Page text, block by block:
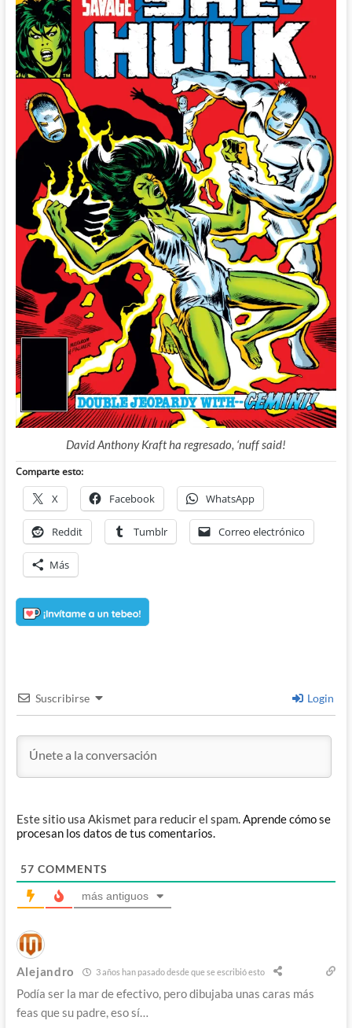
David Anthony Kraft ha regresado, ‘nuff said!
Comparte esto:
X Facebook WhatsApp
Reddit Tumblr Correo electrónico
Más
Suscribirse Login
Este sitio usa Akismet para reducir el spam.Aprende cómo se
procesan los datos de tus comentarios.
57 COMMENTS
más antiguos
Alejandro 3 años han pasado desde que se escribió esto
Podía ser la mar de efectivo, pero dibujaba unas caras más
feas que su padre, eso sí…